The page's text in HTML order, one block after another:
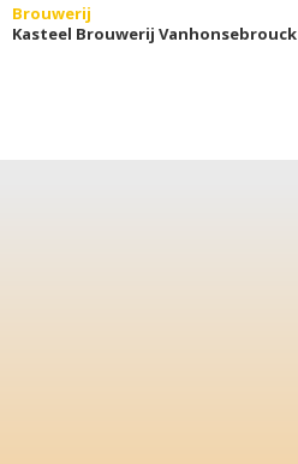
Brouwerij
Kasteel Brouwerij Vanhonsebrouck